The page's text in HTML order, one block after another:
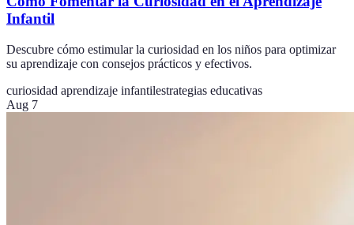
Infantil
Descubre cómo estimular la curiosidad en los niños para optimizar
su aprendizaje con consejos prácticos y efectivos.
curiosidad aprendizaje infantilestrategias educativas
Aug 7